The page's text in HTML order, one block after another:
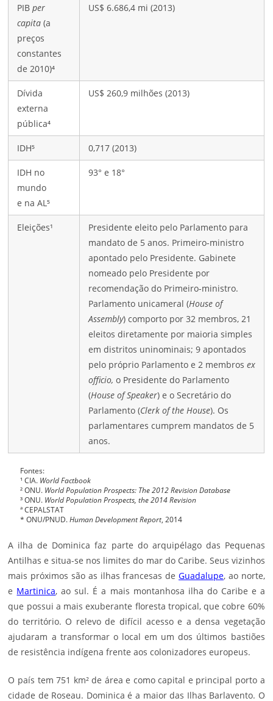
PIBper
capita(a
preços
constantes
de 2010)⁴
US$ 6.686,4 mi (2013)
Dívida
externa
pública⁴
US$ 260,9 milhões (2013)
IDH⁵ 0,717 (2013)
IDH no
mundo
e na AL⁵
93° e 18°
Eleições¹
Presidente eleito pelo Parlamento para
mandato de 5 anos. Primeiro-ministro
apontado pelo Presidente. Gabinete
nomeado pelo Presidente por
recomendação do Primeiro-ministro.
Parlamento unicameral (House of
Assembly) comporto por 32 membros, 21
eleitos diretamente por maioria simples
em distritos uninominais; 9 apontados
pelo próprio Parlamento e 2 membrosex
officio,o Presidente do Parlamento
(House of Speaker) e o Secretário do
Parlamento (Clerk of the House). Os
parlamentares cumprem mandatos de 5
anos.
Fontes:
¹ CIA. World Factbook
² ONU. World Population Prospects: The 2012 Revision Database
³ ONU. World Population Prospects, the 2014 Revision
ª CEPALSTAT
* ONU/PNUD.Human Development Report, 2014
A ilha de Dominica faz parte do arquipélago das Pequenas
Antilhas e situa-se nos limites do mar do Caribe. Seus vizinhos
mais próximos são as ilhas francesas de Guadalupe, ao norte,
e Martinica, ao sul. É a mais montanhosa ilha do Caribe e a
que possui a mais exuberante floresta tropical, que cobre 60%
do território. O relevo de difícil acesso e a densa vegetação
ajudaram a transformar o local em um dos últimos bastiões
de resistência indígena frente aos colonizadores europeus.
O país tem 751 km² de área e como capital e principal porto a
cidade de Roseau. Dominica é a maior das Ilhas Barlavento. O